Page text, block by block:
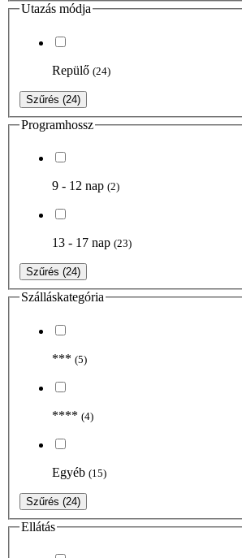
Utazás módja
Repülő (24)
Szűrés (24)
Programhossz
9 - 12 nap (2)
13 - 17 nap (23)
Szűrés (24)
Szálláskategória
*** (5)
**** (4)
Egyéb (15)
Szűrés (24)
Ellátás